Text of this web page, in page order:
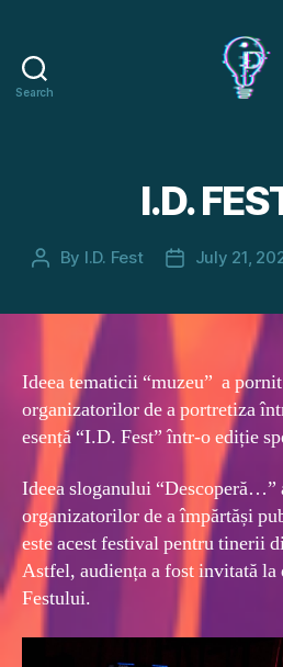
Search
I.D.
Post
By I.D. Fest
PostJuly 21,
Ideea tematicii “muzeu” a
organizatorilor de a portretiza
esență “I.D. Fest” într-o ediție
Ideea sloganului
organizatorilor de a împărtăși
este acest festival pentru tinerii
Astfel, audiența a fost invitată la
Festului.